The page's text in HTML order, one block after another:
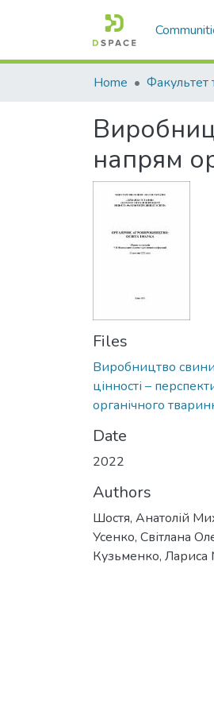
Home
напрям
Files
Виробництво
цінності –
органічного
Date
2022
Authors
Шостя, Анатолій
Усенко, Світлана
Кузьменко, Лариса